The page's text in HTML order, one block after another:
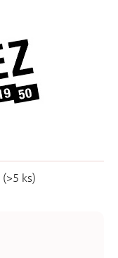
(>5 ks)